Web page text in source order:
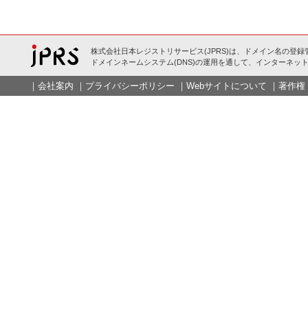
株式会社日本レジストリサービス(JPRS)は、ドメイン名の登録
ドメインネームシステム(DNS)の運用を通して、インターネッ
｜ 会社案内 ｜ プライバシーポリシー ｜ Webサイトについて ｜ 著作権